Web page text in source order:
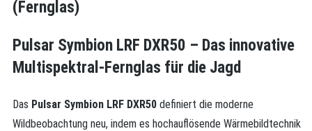
(Fernglas)
Pulsar Symbion LRF DXR50 – Das innovative
Multispektral-Fernglas für die Jagd
Das Pulsar Symbion LRF DXR50 definiert die moderne
Wildbeobachtung neu, indem es hochauflösende Wärmebildtechnik